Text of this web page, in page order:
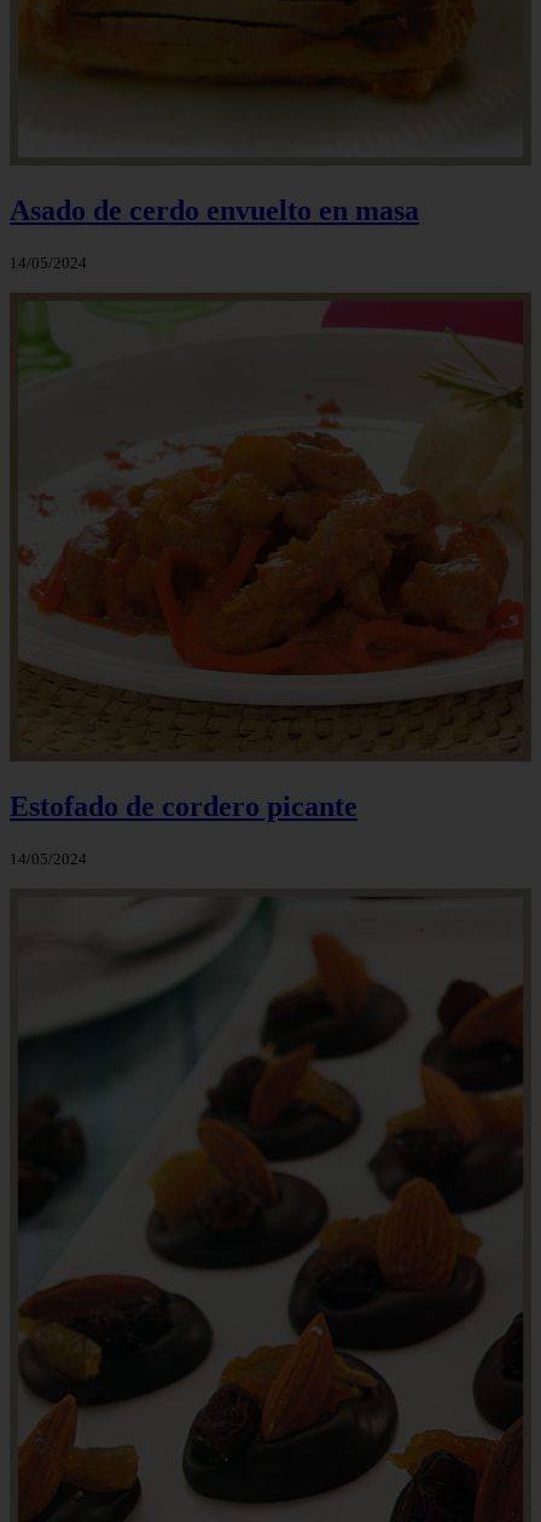
Asado de cerdo envuelto en masa
14/05/2024
Estofado de cordero picante
14/05/2024